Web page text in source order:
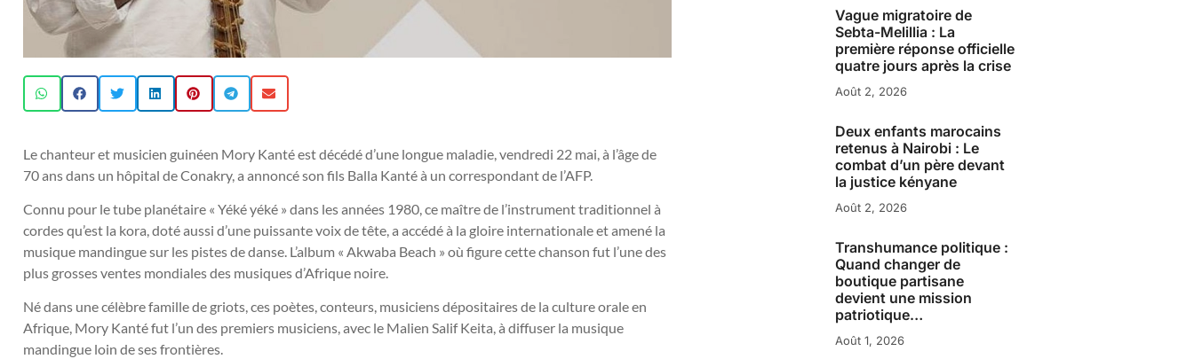
Le chanteur et musicien guinéen Mory Kanté est décédé d’une longue maladie, vendredi 22 mai, à l’âge de
70 ans dans un hôpital de Conakry, a annoncé son fils Balla Kanté à un correspondant de l’AFP.
Connu pour le tube planétaire « Yéké yéké » dans les années 1980, ce maître de l’instrument traditionnel à
cordes qu’est la kora, doté aussi d’une puissante voix de tête, a accédé à la gloire internationale et amené la
musique mandingue sur les pistes de danse. L’album « Akwaba Beach » où figure cette chanson fut l’une des
plus grosses ventes mondiales des musiques d’Afrique noire.
Né dans une célèbre famille de griots, ces poètes, conteurs, musiciens dépositaires de la culture orale en
Afrique, Mory Kanté fut l’un des premiers musiciens, avec le Malien Salif Keita, à diffuser la musique
mandingue loin de ses frontières.
Vague migratoire de
Sebta-Melillia : La
première réponse officielle
quatre jours après la crise
Août 2, 2026
Deux enfants marocains
retenus à Nairobi : Le
combat d’un père devant
la justice kényane
Août 2, 2026
Transhumance politique :
Quand changer de
boutique partisane
devient une mission
patriotique…
Août 1, 2026